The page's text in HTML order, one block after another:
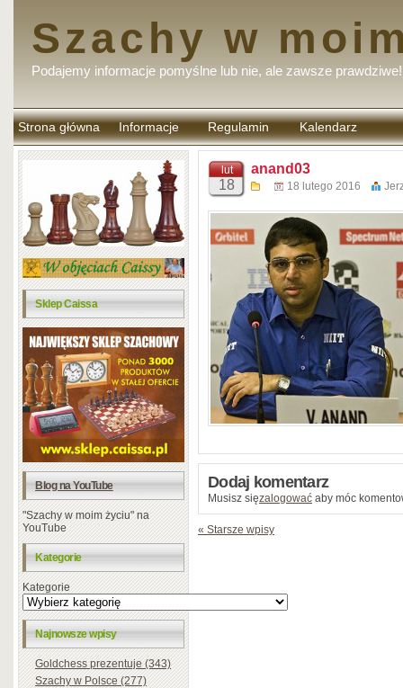
Szachy w
Podajemy informacje pomyślne lub nie, ale zawsze prawdziwe!
Strona główna Informacje Regulamin
komentarzy
Kalendarz
Sklep Caissa
Blog na YouTube
"Szachy w moim życiu" na
YouTube
Kategorie
Kategorie
Najnowsze wpisy
Goldchess prezentuje (343)
Szachy w Polsce (277)
lut
18
anand03
18 lutego 2016
Dodaj komentarz
Musisz sięzalogować aby móc
« Starsze wpisy